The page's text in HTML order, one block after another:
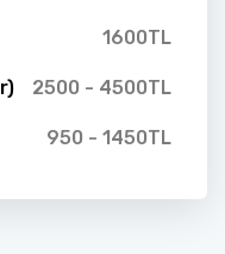
1600TL
2500 - 4500TL
950 - 1450TL